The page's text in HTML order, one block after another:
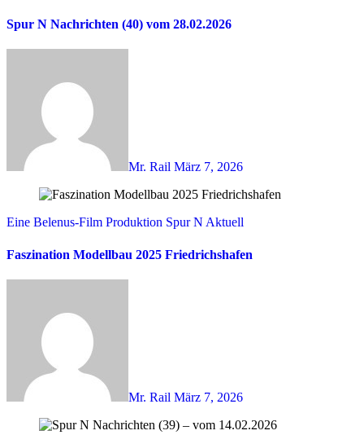
Spur N Nachrichten (40) vom 28.02.2026
Mr. Rail März 7, 2026
Eine Belenus-Film Produktion Spur N Aktuell
Faszination Modellbau 2025 Friedrichshafen
Mr. Rail März 7, 2026